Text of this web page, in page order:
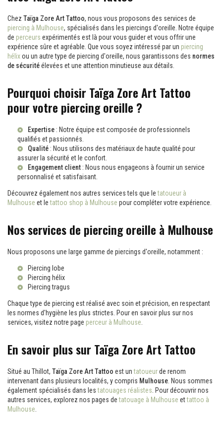
Chez Taïga Zore Art Tattoo, nous vous proposons des services de
piercing à Mulhouse, spécialisés dans les piercings d'oreille. Notre équipe
de perceurs expérimentés est là pour vous guider et vous offrir une
expérience sûre et agréable. Que vous soyez intéressé par un piercing
hélixou un autre type de piercing d'oreille, nous garantissons des normes
de sécuritéélevées et une attention minutieuse aux détails.
Pourquoi choisir Taïga Zore Art Tattoo
pour votre piercing oreille ?
Expertise : Notre équipe est composée de professionnels
qualifiés et passionnés.
Qualité : Nous utilisons des matériaux de haute qualité pour
assurer la sécurité et le confort.
Engagement client : Nous nous engageons à fournir un service
personnalisé et satisfaisant.
Découvrez également nos autres services tels que letatoueur à
Mulhouse et letattoo shop à Mulhouse pour compléter votre expérience.
Nos services de piercing oreille à Mulhouse
Nous proposons une large gamme de piercings d'oreille, notamment :
Piercing lobe
Piercing hélix
Piercing tragus
Chaque type de piercing est réalisé avec soin et précision, en respectant
les normes d'hygiène les plus strictes. Pour en savoir plus sur nos
services, visitez notre page perceur à Mulhouse
En savoir plus sur Taïga Zore Art Tattoo
Situé au Thillot, Taïga Zore Art Tattoo est untatoueurde renom
intervenant dans plusieurs localités, y compris Mulhouse . Nous sommes
également spécialisés dans lestatouages réalistes . Pour découvrir nos
autres services, explorez nos pages detatouage à Mulhouse ettattoo à
Mulhouse